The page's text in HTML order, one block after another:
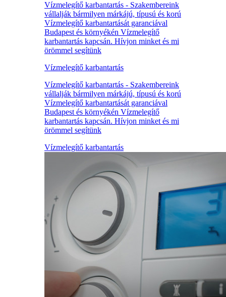
Vízmelegítő karbantartás - Szakembereink
vállalják bármilyen márkájú, típusú és korú
Vízmelegítő karbantartását garanciával
Budapest és környékén Vízmelegítő
karbantartás kapcsán. Hívjon minket és mi
örömmel segítünk
Vízmelegítő karbantartás
Vízmelegítő karbantartás - Szakembereink
vállalják bármilyen márkájú, típusú és korú
Vízmelegítő karbantartását garanciával
Budapest és környékén Vízmelegítő
karbantartás kapcsán. Hívjon minket és mi
örömmel segítünk
Vízmelegítő karbantartás